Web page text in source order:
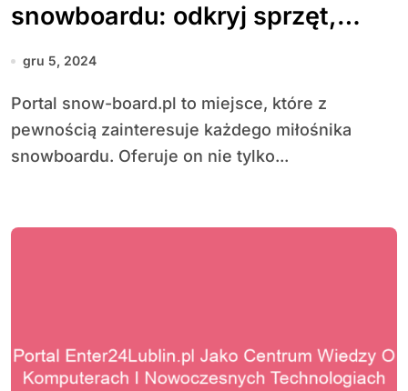
snowboardu: odkryj sprzęt,
techniki i społeczność
gru 5, 2024
Portal snow-board.pl to miejsce, które z
pewnością zainteresuje każdego miłośnika
snowboardu. Oferuje on nie tylko...